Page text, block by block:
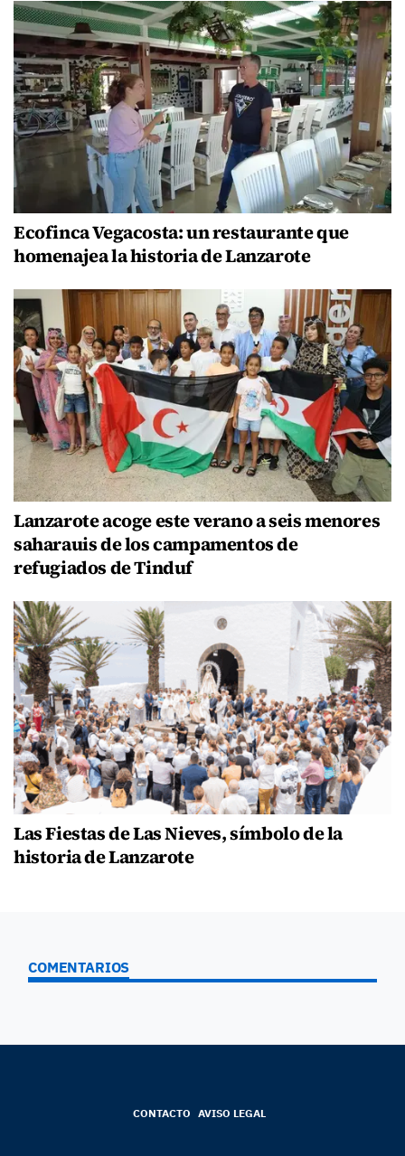
Ecofinca Vegacosta: un restaurante que
homenajea la historia de Lanzarote
Lanzarote acoge este verano a seis menores
saharauis de los campamentos de
refugiados de Tinduf
Las Fiestas de Las Nieves, símbolo de la
historia de Lanzarote
COMENTARIOS
CONTACTO AVISO LEGAL